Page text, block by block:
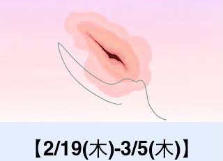
【2/19(木)-3/5(木)】